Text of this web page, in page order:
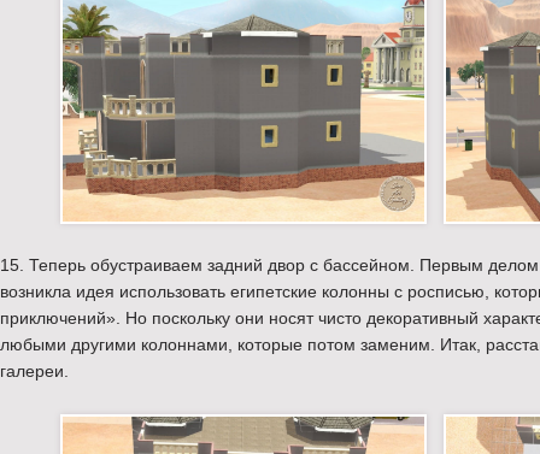
15. Теперь обустраиваем задний двор с бассейном. Первым
возникла идея использовать египетские колонны с росписью,
приключений». Но поскольку они носят чисто декоративный
любыми другими колоннами, которые потом заменим. Итак,
галереи.